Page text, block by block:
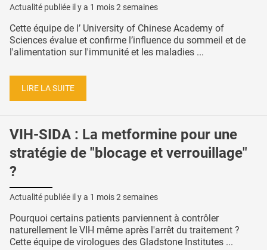
Actualité publiée il y a 1 mois 2 semaines
Cette équipe de l’ University of Chinese Academy of
Sciences évalue et confirme l’influence du sommeil et de
l'alimentation sur l'immunité et les maladies ...
LIRE LA SUITE
VIH-SIDA : La metformine pour une
stratégie de "blocage et verrouillage"
?
Actualité publiée il y a 1 mois 2 semaines
Pourquoi certains patients parviennent à contrôler
naturellement le VIH même après l'arrêt du traitement ?
Cette équipe de virologues des Gladstone Institutes ...